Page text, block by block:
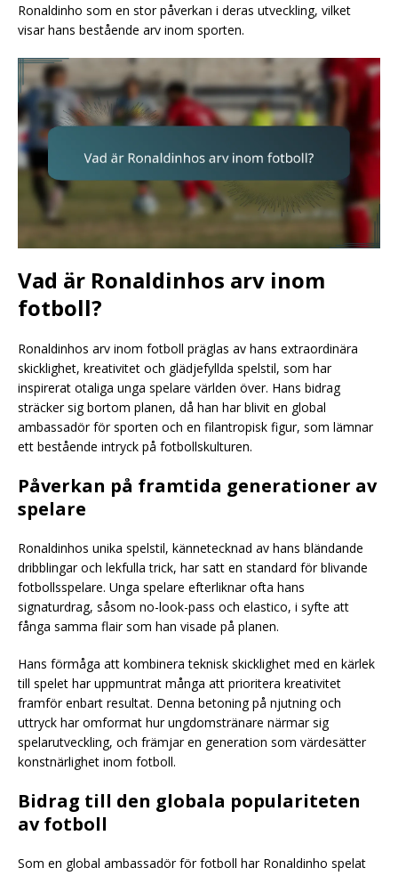
Ronaldinho som en stor påverkan i deras utveckling, vilket
visar hans bestående arv inom sporten.
Vad är Ronaldinhos arv inom
fotboll?
Ronaldinhos arv inom fotboll präglas av hans extraordinära
skicklighet, kreativitet och glädjefyllda spelstil, som har
inspirerat otaliga unga spelare världen över. Hans bidrag
sträcker sig bortom planen, då han har blivit en global
ambassadör för sporten och en filantropisk figur, som lämnar
ett bestående intryck på fotbollskulturen.
Påverkan på framtida generationer av
spelare
Ronaldinhos unika spelstil, kännetecknad av hans bländande
dribblingar och lekfulla trick, har satt en standard för blivande
fotbollsspelare. Unga spelare efterliknar ofta hans
signaturdrag, såsom no-look-pass och elastico, i syfte att
fånga samma flair som han visade på planen.
Hans förmåga att kombinera teknisk skicklighet med en kärlek
till spelet har uppmuntrat många att prioritera kreativitet
framför enbart resultat. Denna betoning på njutning och
uttryck har omformat hur ungdomstränare närmar sig
spelarutveckling, och främjar en generation som värdesätter
konstnärlighet inom fotboll.
Bidrag till den globala populariteten
av fotboll
Som en global ambassadör för fotboll har Ronaldinho spelat